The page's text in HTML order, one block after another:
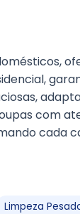
com
cada
Limpeza